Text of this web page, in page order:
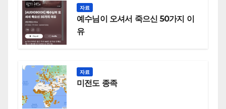
자료
예수님이 오셔서 죽으신 50가지 이
유
자료
미전도 종족